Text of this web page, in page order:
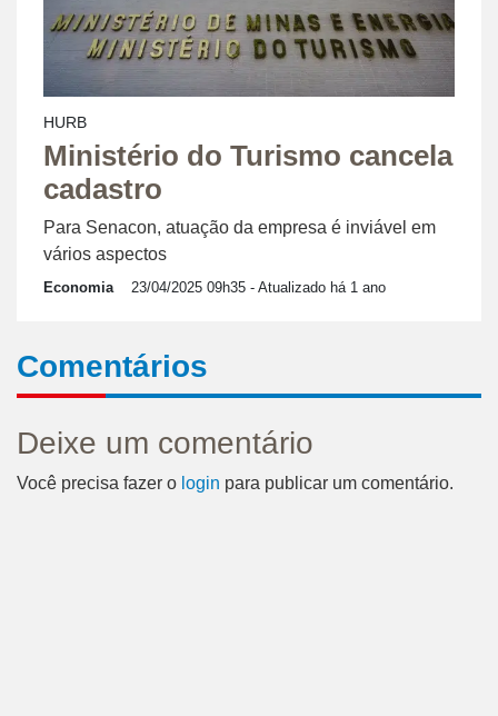
HURB
Ministério do Turismo cancela
cadastro
Para Senacon, atuação da empresa é inviável em
vários aspectos
Economia 23/04/2025 09h35 - Atualizado há 1 ano
Comentários
Deixe um comentário
Você precisa fazer o login para publicar um comentário.